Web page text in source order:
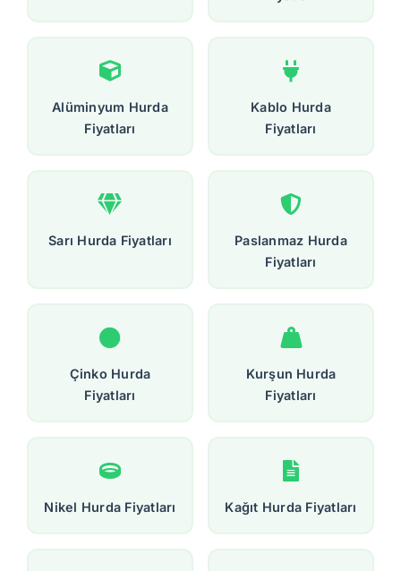
Alüminyum Hurda
Fiyatları
Kablo Hurda
Fiyatları
Sarı Hurda Fiyatları
Paslanmaz Hurda
Fiyatları
Çinko Hurda
Fiyatları
Kurşun Hurda
Fiyatları
Nikel Hurda Fiyatları Kağıt Hurda Fiyatları